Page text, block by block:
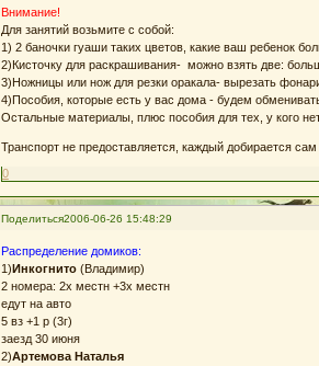
Внимание!
Для занятий возьмите с собой:
1) 2 баночки гуаши таких цветов, какие ваш ребенок
2)Кисточку для раскрашивания- можно взять две:
3)Ножницы или нож для резки оракала- вырезать
4)Пособия, которые есть у вас дома - будем
Остальные материалы, плюс пособия для тех, у кого
Транспорт не предоставляется, каждый добирается сам
0
Поделиться2006-06-26 15:48:29
Распределение домиков:
1)Инкогнито(Владимир)
2 номера: 2х местн +3х местн
едут на авто
5 вз +1 р (3г)
заезд 30 июня
2)Артемова Наталья